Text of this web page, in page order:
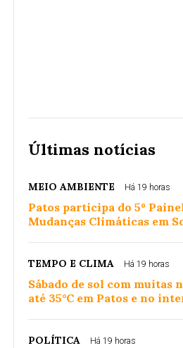
Últimas notícias
MEIO AMBIENTE Há 19 horas
Patos participa do 5º
Mudanças Climáticas em
TEMPO E CLIMA Há 19 horas
Sábado de sol com muitas
até 35°C em Patos e no
POLÍTICA Há 19 horas